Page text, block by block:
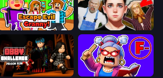
Escape Evil Granny! Schoolboy Escape 2
Obby Challenge: Prison Run